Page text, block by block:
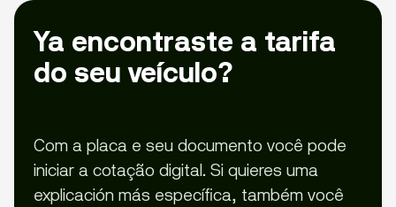
Ya encontraste a tarifa
do seu veículo?
Com a placa e seu documento você pode
iniciar a cotação digital. Si quieres uma
explicación más específica, também você